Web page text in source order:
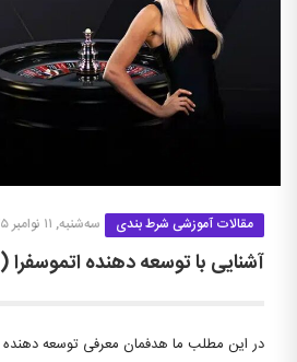
مقالات آموزشی شرط بندی سه‌شنبه, ۱۱ نوامبر ۲۰۲۵
آشنایی با توسعه دهنده اتموسفرا (Atmosfera)